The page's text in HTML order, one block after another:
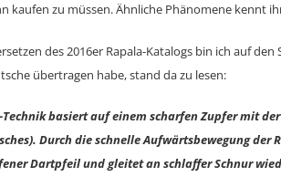
kaufen zu müssen. Ähnliche Phänomene kennt
des 2016er Rapala-Katalogs bin ich auf
übertragen habe, stand da zu lesen:
Technik basiert auf einem scharfen Zupfer mit
Durch die schnelle Aufwärtsbewegung
Dartpfeil und gleitet an schlaffer Schnur